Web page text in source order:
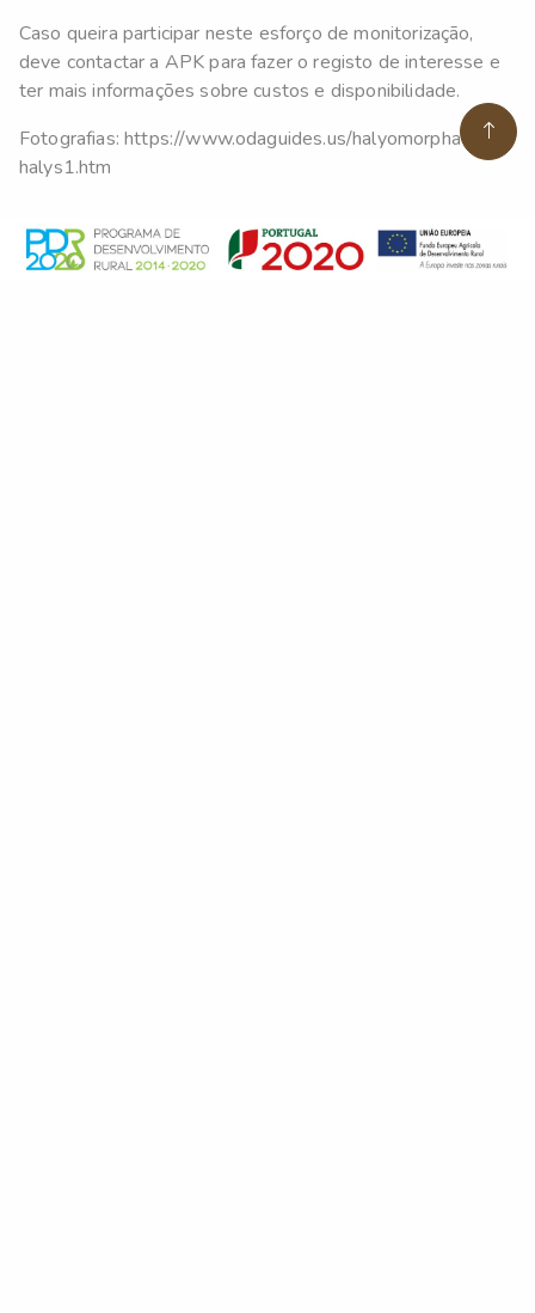
Caso queira participar neste esforço de monitorização,
deve contactar a APK para fazer o registo de interesse e
ter mais informações sobre custos e disponibilidade.
Fotografias: https://www.odaguides.us/halyomorpha-
halys1.htm
Tags